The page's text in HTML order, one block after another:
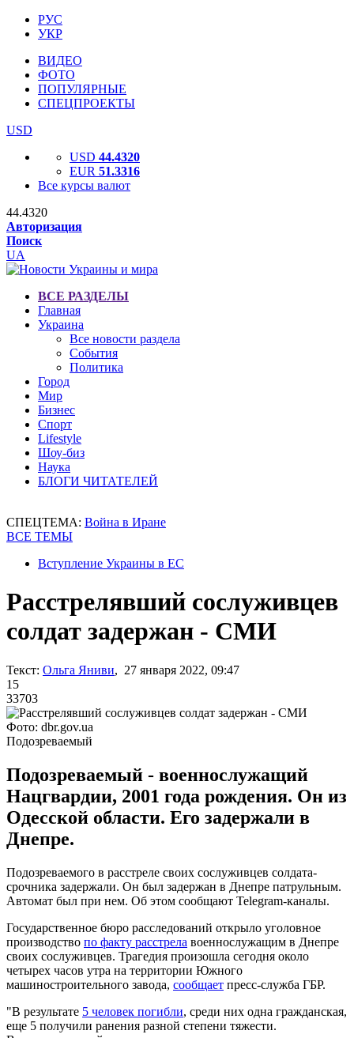
РУС
УКР
ВИДЕО
ФОТО
ПОПУЛЯРНЫЕ
СПЕЦПРОЕКТЫ
USD
USD 44.4320
EUR 51.3316
Все курсы валют
44.4320
Авторизация
Поиск
UA
ВСЕ РАЗДЕЛЫ
Главная
Украина
Все новости раздела
События
Политика
Город
Мир
Бизнес
Спорт
Lifestyle
Шоу-биз
Наука
БЛОГИ ЧИТАТЕЛЕЙ
СПЕЦТЕМА: Война в Иране
ВСЕ ТЕМЫ
Вступление Украины в ЕС
Расстрелявший сослуживцев
солдат задержан - СМИ
Текст: Ольга Яниви, 27 января 2022, 09:47
15
33703
Фото: dbr.gov.ua
Подозреваемый
Подозреваемый - военнослужащий
Нацгвардии, 2001 года рождения. Он из
Одесской области. Его задержали в
Днепре.
Подозреваемого в расстреле своих сослуживцев солдата-
срочника задержали. Он был задержан в Днепре патрульным.
Автомат был при нем. Об этом сообщают Telegram-каналы.
Государственное бюро расследований открыло уголовное
производство по факту расстрела военнослужащим в Днепре
своих сослуживцев. Трагедия произошла сегодня около
четырех часов утра на территории Южного
машиностроительного завода, сообщает пресс-служба ГБР.
"В результате 5 человек погибли, среди них одна гражданская,
еще 5 получили ранения разной степени тяжести.